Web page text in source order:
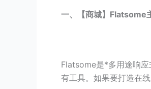
一、【商城】
Flatsome是*多用途响
有工具。如果要打造在